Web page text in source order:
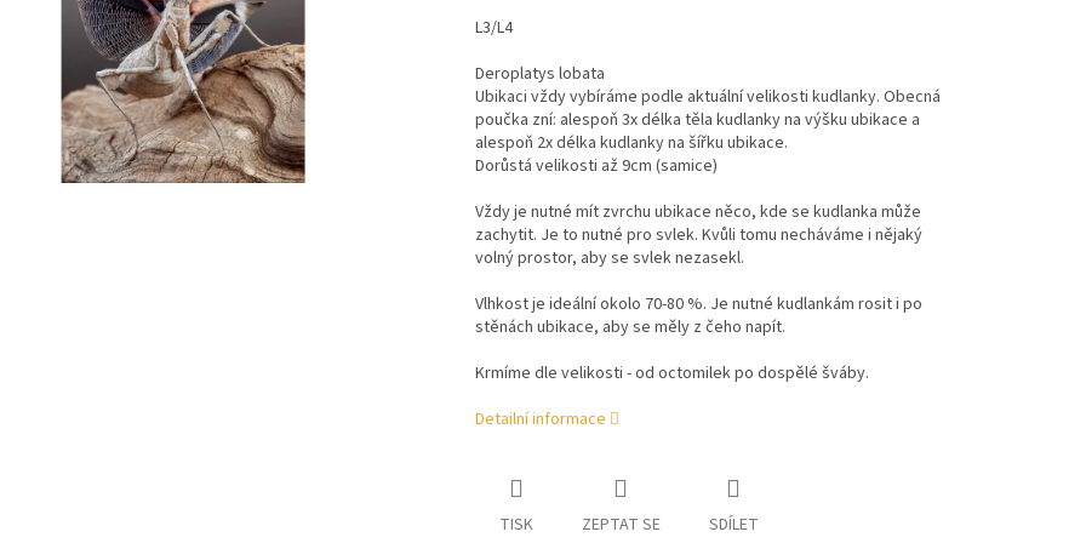
L3/L4
Deroplatys lobata
Ubikaci vždy vybíráme podle aktuální velikosti kudlanky. Obecná
poučka zní: alespoň 3x délka těla kudlanky na výšku ubikace a
alespoň 2x délka kudlanky na šířku ubikace.
Dorůstá velikosti až 9cm (samice)
Vždy je nutné mít zvrchu ubikace něco, kde se kudlanka může
zachytit. Je to nutné pro svlek. Kvůli tomu necháváme i nějaký
volný prostor, aby se svlek nezasekl.
Vlhkost je ideální okolo 70-80 %. Je nutné kudlankám rosit i po
stěnách ubikace, aby se měly z čeho napít.
Krmíme dle velikosti - od octomilek po dospělé šváby.
Detailní informace
TISK ZEPTAT SE SDÍLET